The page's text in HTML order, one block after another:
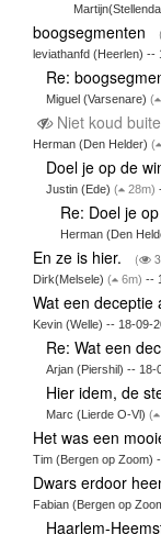
boogsegmenten (
leviathanfd (Heerlen) --
Re:
Miguel (Varsenare)(
Niet koud
Herman (Den Helder) (
Doel je op de
Justin (Ede)( 28m)
Re: Doel je
Herman (Den
En ze is hier. (
Dirk(Melsele) ( 6m) --
Wat een deceptie
Kevin (Welle) -- 18-09-
Re: Wat een
Arjan (Piershil) -- 18-
Hier idem, de
Marc (Lierde O-Vl)(
Het was een
Tim (Bergen op Zoom)
Dwars erdoor
Fabian (Bergen op
Haarlem-